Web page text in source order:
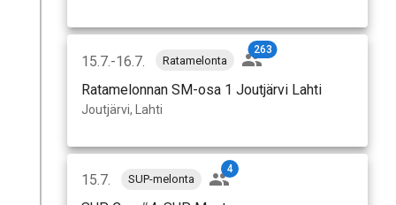
15.7.-16.7. Ratamelonta
263
Ratamelonnan SM-osa 1 Joutjärvi Lahti
Joutjärvi, Lahti
15.7. SUP-melonta
4